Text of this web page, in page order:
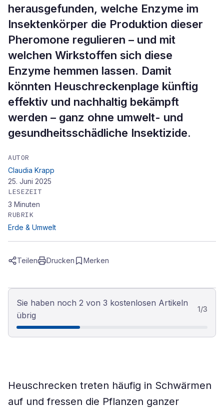
herausgefunden, welche Enzyme im
Insektenkörper die Produktion dieser
Pheromone regulieren – und mit
welchen Wirkstoffen sich diese
Enzyme hemmen lassen. Damit
könnten Heuschreckenplage künftig
effektiv und nachhaltig bekämpft
werden – ganz ohne umwelt- und
gesundheitsschädliche Insektizide.
AUTOR
Claudia Krapp
25. Juni 2025
LESEZEIT
3 Minuten
RUBRIK
Erde & Umwelt
Teilen Drucken Merken
Sie haben noch 2 von 3 kostenlosen Artikeln
übrig
1/3
Heuschrecken treten häufig in Schwärmen
auf und fressen die Pflanzen ganzer